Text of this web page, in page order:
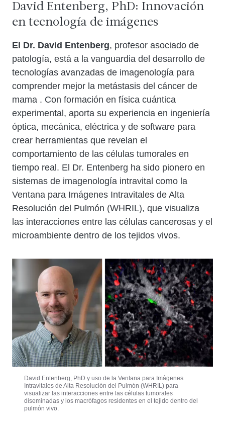
David Entenberg, PhD: Innovación
en tecnología de imágenes
El Dr. David Entenberg, profesor asociado de
patología, está a la vanguardia del desarrollo de
tecnologías avanzadas de imagenología para
comprender mejor la metástasis del cáncer de
mama . Con formación en física cuántica
experimental, aporta su experiencia en ingeniería
óptica, mecánica, eléctrica y de software para
crear herramientas que revelan el
comportamiento de las células tumorales en
tiempo real. El Dr. Entenberg ha sido pionero en
sistemas de imagenología intravital como la
Ventana para Imágenes Intravitales de Alta
Resolución del Pulmón (WHRIL), que visualiza
las interacciones entre las células cancerosas y el
microambiente dentro de los tejidos vivos.
David Entenberg, PhD y uso de la Ventana para Imágenes
Intravitales de Alta Resolución del Pulmón (WHRIL) para
visualizar las interacciones entre las células tumorales
diseminadas y los macrófagos residentes en el tejido dentro del
pulmón vivo.